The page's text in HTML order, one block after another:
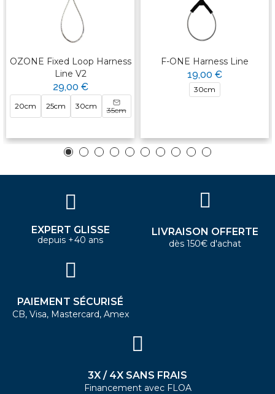
OZONE Fixed Loop Harness
Line V2
29,00 €
20cm 25cm 30cm 35cm
F-ONE Harness Line
19,00 €
30cm
EXPERT GLISSE
depuis +40 ans
LIVRAISON OFFERTE
dès 150€ d'achat
PAIEMENT SÉCURISÉ
CB, Visa, Mastercard, Amex
3X / 4X SANS FRAIS
Financement avec FLOA